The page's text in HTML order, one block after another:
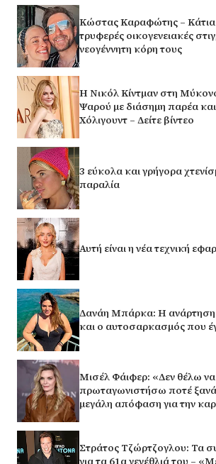
Κώστας Καραφώτης –
τρυφερές οικογενειακές
νεογέννητη κόρη τους
H Νικόλ Κίντμαν στη
Ψαρού με διάσημη παρέα
Χόλιγουντ – Δείτε βίντεο
3 εύκολα και γρήγορα
παραλία
Αυτή είναι η νέα τεχνική
Δανάη Μπάρκα: Η ανάρτηση
και ο αυτοσαρκασμός που
Μισέλ Φάιφερ: «Δεν θέλω να
πρωταγωνιστήσω ποτέ ξανά
μεγάλη απόφαση για την
Στράτος Τζώρτζογλου: Τα